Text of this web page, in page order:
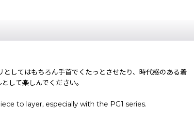
してはもちろん手首でくたっとさせたり、時代感のある着
して楽しんでください。
to layer, especially with the PG1 series.